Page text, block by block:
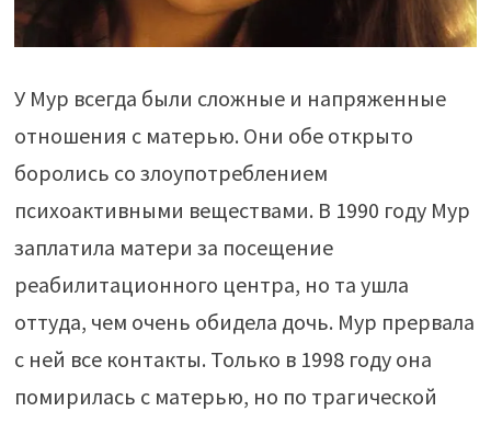
У Мур всегда были сложные и напряженные
отношения с матерью. Они обе открыто
боролись со злоупотреблением
психоактивными веществами. В 1990 году Мур
заплатила матери за посещение
реабилитационного центра, но та ушла
оттуда, чем очень обидела дочь. Мур прервала
с ней все контакты. Только в 1998 году она
помирилась с матерью, но по трагической